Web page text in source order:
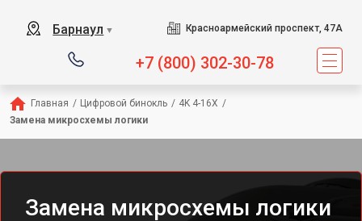
Барнаул ▼ Красноармейский проспект, 47А
+7 (800) 302-30-78
Главная / Цифровой бинокль / 4K 4-16X /
Замена микросхемы логики
Замена микросхемы логики